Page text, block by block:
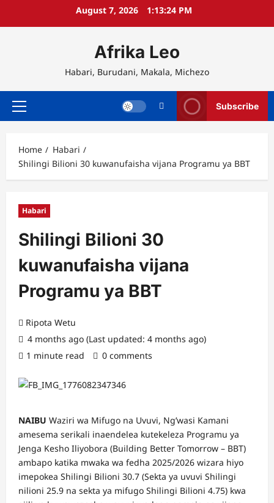
August 7, 2026 1:13:24 PM
Afrika Leo
Habari, Burudani, Makala, Michezo
Primary
Subscribe
Home
Habari
Shilingi Bilioni 30 kuwanufaisha vijana Programu ya BBT
Habari
Shilingi Bilioni 30
kuwanufaisha vijana
Programu ya BBT
Ripota Wetu
4 months ago (Last updated: 4 months ago)
1 minute read
0 comments
NAIBU Waziri wa Mifugo na Uvuvi, Ng’wasi Kamani
amesema serikali inaendelea kutekeleza Programu ya
Jenga Kesho Iliyobora (Building Better Tomorrow – BBT)
ambapo katika mwaka wa fedha 2025/2026 wizara hiyo
imepokea Shilingi Bilioni 30.7 (Sekta ya uvuvi Shilingi
nilioni 25.9 na sekta ya mifugo Shilingi Bilioni 4.75) kwa